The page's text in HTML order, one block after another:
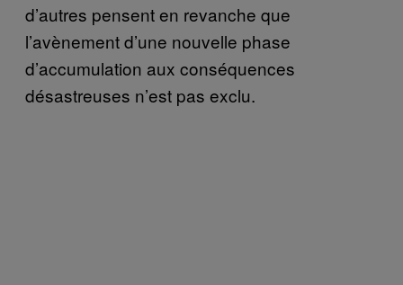
d’autres pensent en revanche que
l’avènement d’une nouvelle phase
d’accumulation aux conséquences
désastreuses n’est pas exclu.